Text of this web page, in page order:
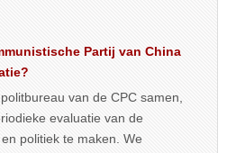
Partij van China
van de CPC samen,
evaluatie van de
politiek te maken. We